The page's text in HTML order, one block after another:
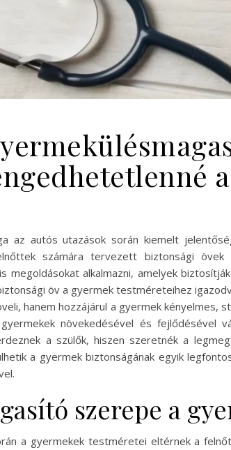
az autós utazások során kiemelt
számára tervezett biztonsági
megoldásokat alkalmazni, amelyek
öv a gyermek testméreteihez
hanem hozzájárul a gyermek kényelmes,
növekedésével és fejlődésével
a szülők, hiszen szeretnék a
a gyermek biztonságának egyik
szerepe a
a gyermekek testméretei eltérnek a